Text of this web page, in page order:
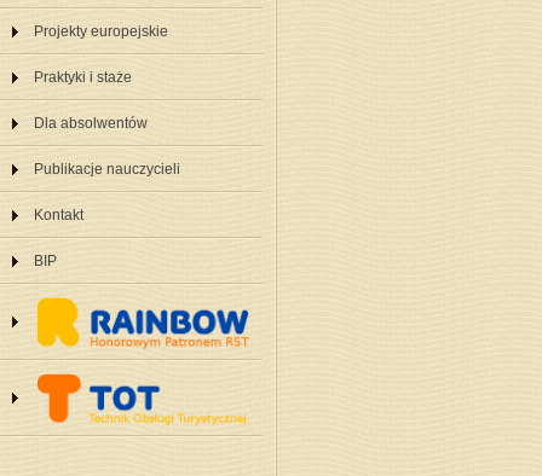
Projekty europejskie
Praktyki i staże
Dla absolwentów
Publikacje nauczycieli
Kontakt
BIP